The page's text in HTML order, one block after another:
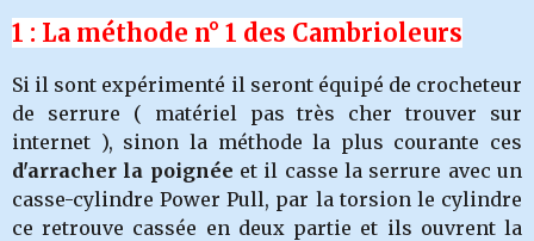
1 : La méthode n° 1 des Cambrioleurs
Si il sont expérimenté il seront équipé de crocheteur
de serrure ( matériel pas très cher trouver sur
internet ), sinon la méthode la plus courante ces
d'arracher la poignée et il casse la serrure avec un
casse-cylindre Power Pull, par la torsion le cylindre
ce retrouve cassée en deux partie et ils ouvrent la